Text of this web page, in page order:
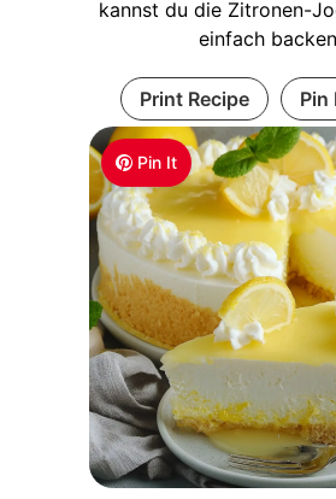
Pin It
kannst du die Zitronen-
einfach
Print Recipe Pin